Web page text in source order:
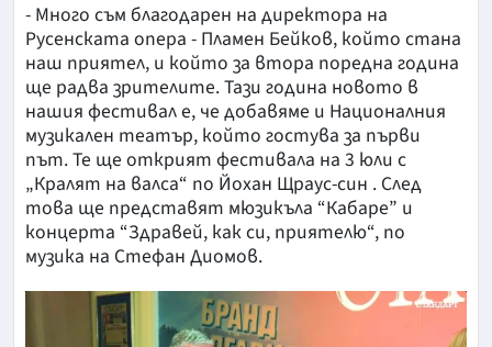
- Много съм благодарен на директора на
Русенската опера - Пламен Бейков, който стана
наш приятел, и който за втора поредна година
ще радва зрителите. Тази година новото в
нашия фестивал е, че добавяме и Националния
музикален театър, който гостува за първи
път. Те ще открият фестивала на 3 юли с
„Кралят на валса“ по Йохан Щраус-син . След
това ще представят мюзикъла “Кабаре” и
концерта “Здравей, как си, приятелю“, по
музика на Стефан Диомов.